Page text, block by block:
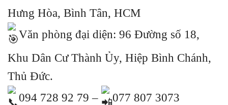
Hưng Hòa, Bình Tân, HCM
Văn phòng đại diện: 96 Đường số 18,
Khu Dân Cư Thành Ủy, Hiệp Bình Chánh,
Thủ Đức.
094 728 92 79 –
077 807 3073